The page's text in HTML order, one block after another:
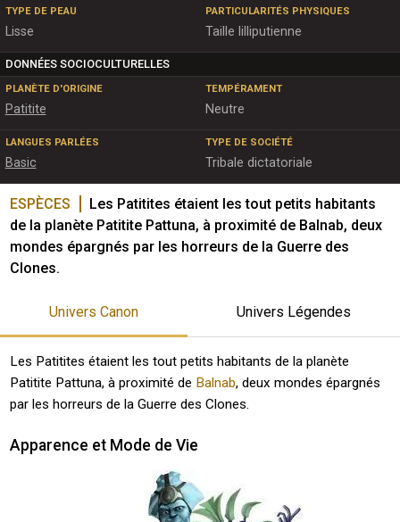
TYPE DE PEAU
Lisse
PARTICULARITÉS PHYSIQUES
Taille lilliputienne
DONNÉES SOCIOCULTURELLES
PLANÈTE D'ORIGINE
Patitite
TEMPÉRAMENT
Neutre
LANGUES PARLÉES
Basic
TYPE DE SOCIÉTÉ
Tribale dictatoriale
ESPÈCES
Les Patitites étaient les tout petits habitants
de la planète Patitite Pattuna, à proximité de Balnab, deux
mondes épargnés par les horreurs de la Guerre des
Clones.
Univers Canon Univers Légendes
Les Patitites étaient les tout petits habitants de la planète
Patitite Pattuna, à proximité de Balnab, deux mondes épargnés
par les horreurs de la Guerre des Clones.
Apparence et Mode de Vie